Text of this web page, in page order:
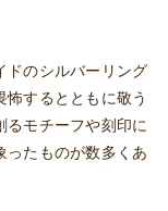
ドのシルバーリング
するとともに敬う
るモチーフや刻印に
ったものが数多くあ